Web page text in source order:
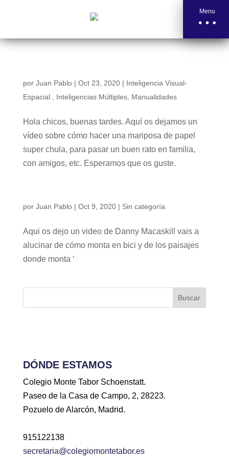
Menu
por Juan Pablo| Oct 23, 2020| Inteligencia Visual-
Espacial.
Inteligencias Múltiples, Manualidades
Hola chicos, buenas tardes. Aquí os dejamos un
vídeo sobre cómo hacer una mariposa de papel
super chula, para pasar un buen rato en familia,
con amigos, etc. Esperamos que os guste.
por Juan Pablo| Oct 9, 2020| Sin categoría
Aqui os dejo un video de Danny Macaskill vais a
alucinar de cómo monta en bici y de los paisajes
donde monta ‘
Buscar
DÓNDE ESTAMOS
Colegio Monte Tabor Schoenstatt.
Paseo de la Casa de Campo, 2, 28223.
Pozuelo de Alarcón, Madrid.
915122138
secretaria@colegiomontetabor.es